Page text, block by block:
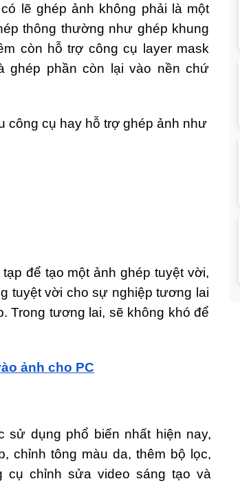
lẽ ghép ảnh không phải là một
thông thường như ghép khung
còn hỗ trợ công cụ layer mask
ghép phần còn lại vào nền chứ
công cụ hay hỗ trợ ghép ảnh như
để tạo một ảnh ghép tuyệt vời,
tuyệt vời cho sự nghiệp tương lai
Trong tương lai, sẽ không khó để
ảnh cho PC
sử dụng phổ biến nhất hiện nay,
chỉnh tông màu da, thêm bộ lọc,
chỉnh sửa video sáng tạo và